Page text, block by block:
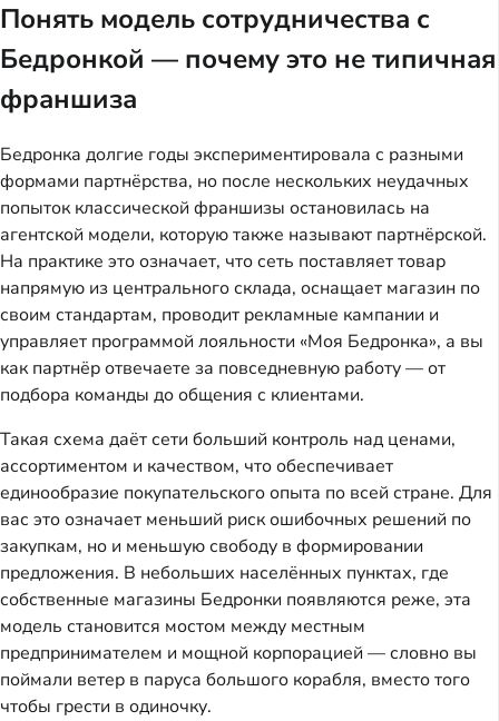
Понять модель сотрудничества с
Бедронкой — почему это не типичная
франшиза
Бедронка долгие годы экспериментировала с разными
формами партнёрства, но после нескольких неудачных
попыток классической франшизы остановилась на
агентской модели, которую также называют партнёрской.
На практике это означает, что сеть поставляет товар
напрямую из центрального склада, оснащает магазин по
своим стандартам, проводит рекламные кампании и
управляет программой лояльности «Моя Бедронка», а вы
как партнёр отвечаете за повседневную работу — от
подбора команды до общения с клиентами.
Такая схема даёт сети больший контроль над ценами,
ассортиментом и качеством, что обеспечивает
единообразие покупательского опыта по всей стране. Для
вас это означает меньший риск ошибочных решений по
закупкам, но и меньшую свободу в формировании
предложения. В небольших населённых пунктах, где
собственные магазины Бедронки появляются реже, эта
модель становится мостом между местным
предпринимателем и мощной корпорацией — словно вы
поймали ветер в паруса большого корабля, вместо того
чтобы грести в одиночку.